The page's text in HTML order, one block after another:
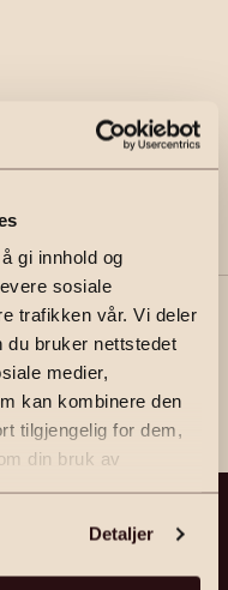
gi innhold og
sosiale
trafikken vår. Vi deler
du bruker nettstedet
medier,
kan kombinere den
tilgjengelig for dem,
din bruk av
Detaljer
000,-
BRUKSAREAL
m 2